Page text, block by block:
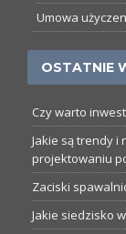
Umowa
OSTATNIE
Czy warto
Jakie są trendy i
projektowaniu
Zaciski
Jakie siedzisko